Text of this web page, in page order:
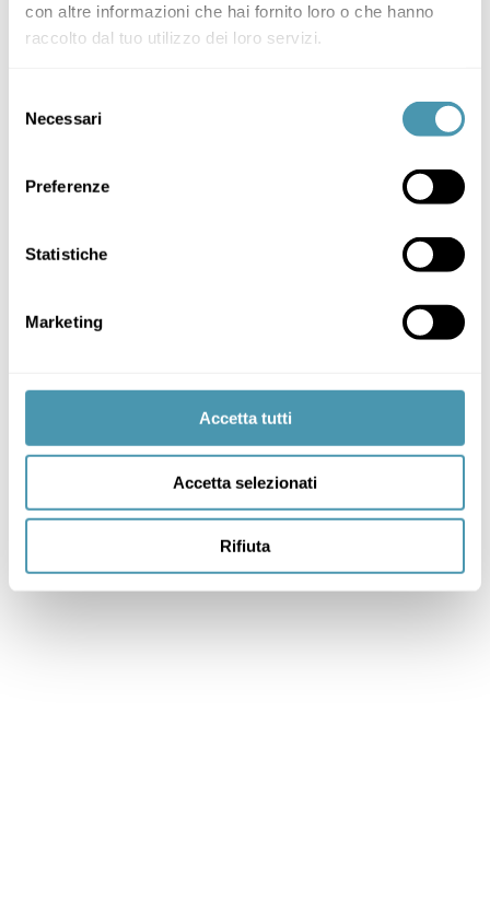
con altre informazioni che hai fornito loro o che hanno
raccolto dal tuo utilizzo dei loro servizi.
delNecessari
Preferenze
Statistiche
Marketing
Accetta tutti
Accetta selezionati
Rifiuta